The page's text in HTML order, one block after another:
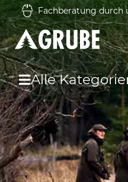
Fachberatung durch
Alle